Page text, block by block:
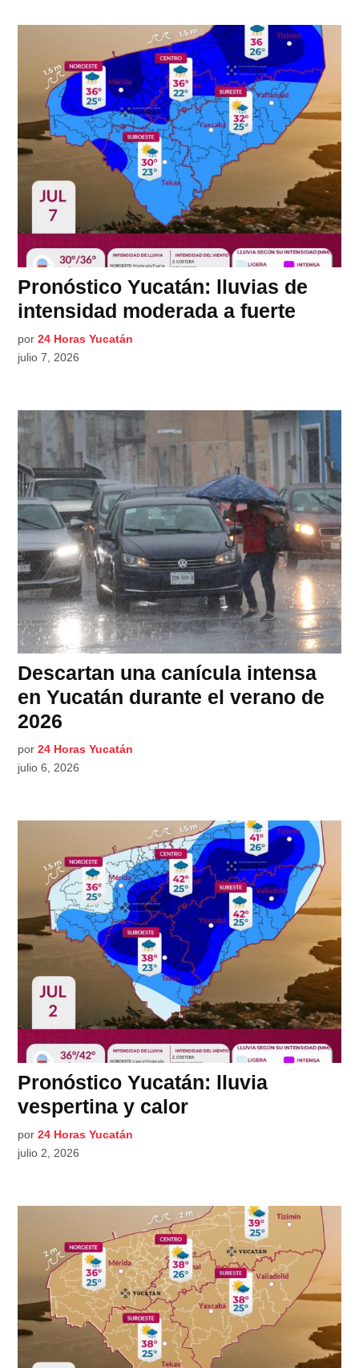
Pronóstico Yucatán: lluvias de
intensidad moderada a fuerte
por 24 Horas Yucatán
julio 7, 2026
Descartan una canícula intensa
en Yucatán durante el verano de
2026
por 24 Horas Yucatán
julio 6, 2026
Pronóstico Yucatán: lluvia
vespertina y calor
por 24 Horas Yucatán
julio 2, 2026